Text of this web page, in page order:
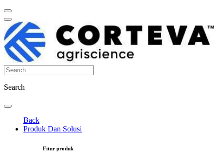
Search
Back
Produk Dan Solusi
Fitur produk